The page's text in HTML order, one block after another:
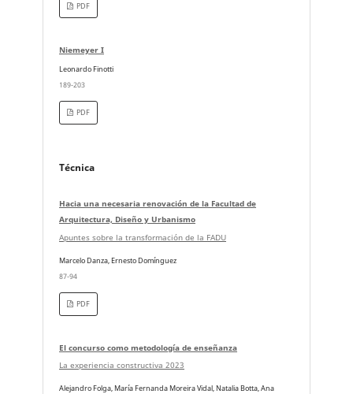
PDF
Niemeyer I
Leonardo Finotti
189-203
PDF
Técnica
Hacia una necesaria renovación de la Facultad de
Arquitectura, Diseño y Urbanismo
Apuntes sobre la transformación de la FADU
Marcelo Danza, Ernesto Domínguez
87-94
PDF
El concurso como metodología de enseñanza
La experiencia constructiva 2023
Alejandro Folga, María Fernanda Moreira Vidal, Natalia Botta, Ana